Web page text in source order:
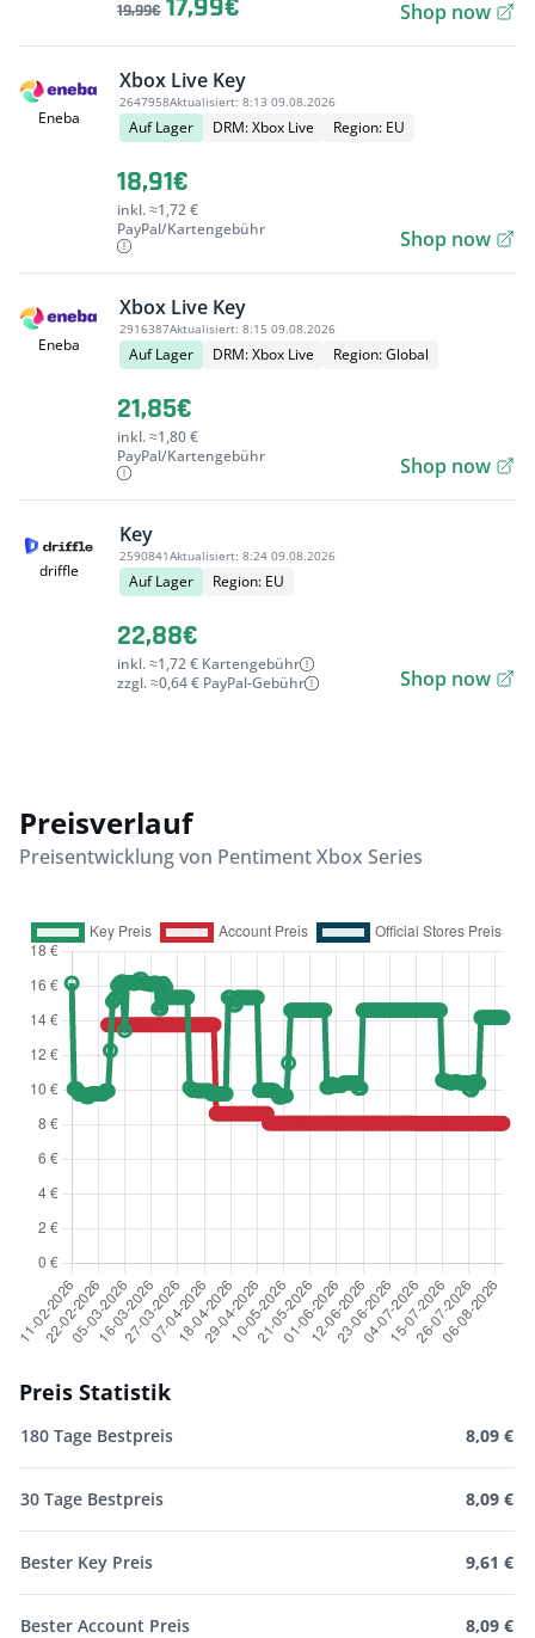
19,99€ Shop now
Eneba
Xbox Live Key
2647958Aktualisiert: 8:13 09.08.2026
Auf Lager DRM: Xbox Live Region: EU
18,91€
inkl. ≈1,72 €
PayPal/Kartengebühr
Shop now
Eneba
Xbox Live Key
2916387Aktualisiert: 8:15 09.08.2026
Auf Lager DRM: Xbox Live Region: Global
21,85€
inkl. ≈1,80 €
PayPal/Kartengebühr
Shop now
driffle
Key
2590841Aktualisiert: 8:24 09.08.2026
Auf Lager Region: EU
22,88€
inkl. ≈1,72 € Kartengebühr
zzgl. ≈0,64 € PayPal-Gebühr
Shop now
Preisverlauf
Preisentwicklung von Pentiment Xbox Series
Preis Statistik
180 Tage Bestpreis 8,09 €
30 Tage Bestpreis 8,09 €
Bester Key Preis 9,61 €
Bester Account Preis 8,09 €